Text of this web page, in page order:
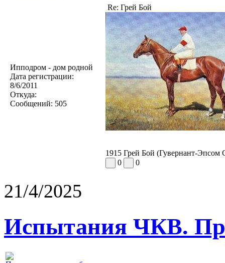
Ипподром - дом родной
Дата регистрации:
8/6/2011
Откуда:
Сообщений: 505
Re: Грей Бой
1915 Грей Бой (Гувернант-Эпсом
0
0
21/4/2025
Испытания ЧКВ.